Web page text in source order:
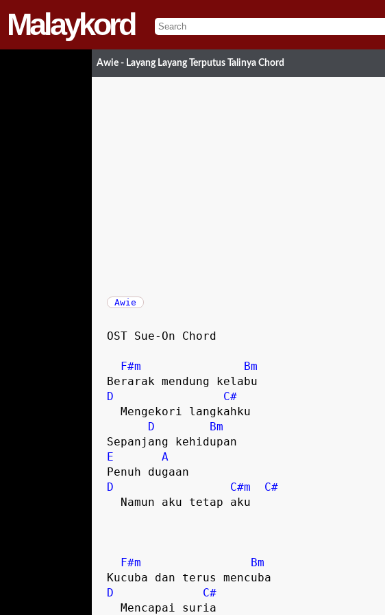
Malaykord
Awie - Layang Layang Terputus Talinya Chord
Awie
OST Sue-On Chord
F#m
Bm
D
C#
D
Bm
E
A
D
C#m
C#
F#m
Bm
D
C#